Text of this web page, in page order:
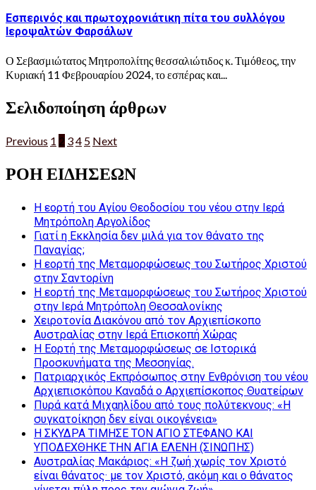
Εσπερινός και πρωτοχρονιάτικη πίτα του συλλόγου
Ιεροψαλτών Φαρσάλων
Ο Σεβασμιώτατος Μητροπολίτης θεσσαλιώτιδος κ. Τιμόθεος, την
Κυριακή 11 Φεβρουαρίου 2024, το εσπέρας και...
Σελιδοποίηση άρθρων
Previous 1 2 34 5 Next
ΡΟΗ ΕΙΔΗΣΕΩΝ
Η εορτή του Αγίου Θεοδοσίου του νέου στην Ιερά
Μητρόπολη Αργολίδος
Γιατί η Εκκλησία δεν μιλά για τον θάνατο της
Παναγίας;
Η εορτή της Μεταμορφώσεως του Σωτήρος Χριστού
στην Σαντορίνη
Η εορτή της Μεταμορφώσεως του Σωτήρος Χριστού
στην Ιερά Μητρόπολη Θεσσαλονίκης
Χειροτονία Διακόνου από τον Αρχιεπίσκοπο
Αυστραλίας στην Ιερά Επισκοπή Χώρας
Η Εορτή της Μεταμορφώσεως σε Ιστορικά
Προσκυνήματα της Μεσσηνίας.
Πατριαρχικός Εκπρόσωπος στην Ενθρόνιση του νέου
Αρχιεπισκόπου Καναδά ο Αρχιεπίσκοπος Θυατείρων
Πυρά κατά Μιχαηλίδου από τους πολύτεκνους: «Η
συγκατοίκηση δεν είναι οικογένεια»
Η ΣΚΥΔΡΑ ΤΙΜΗΣΕ ΤΟΝ ΑΓΙΟ ΣΤΕΦΑΝΟ ΚΑΙ
ΥΠΟΔΕΧΘΗΚΕ ΤΗΝ ΑΓΙΑ ΕΛΕΝΗ (ΣΙΝΩΠΗΣ)
Αυστραλίας Μακάριος: «Η ζωή χωρίς τον Χριστό
είναι θάνατος· με τον Χριστό, ακόμη και ο θάνατος